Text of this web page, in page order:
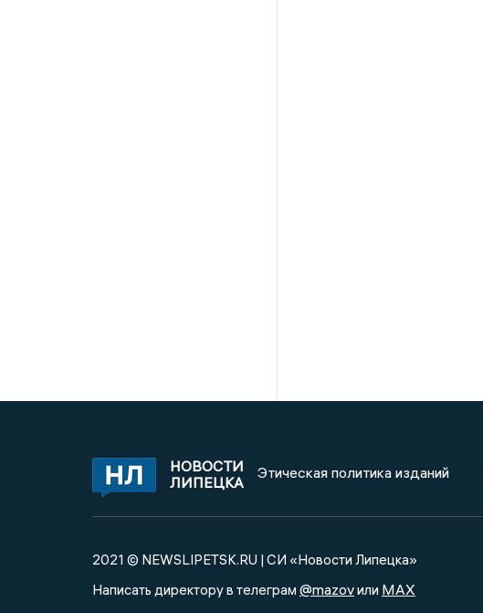
НОВОСТИ
ЛИПЕЦКА
Этическая политика изданий
2021 © NEWSLIPETSK.RU | СИ «Новости Липецка»
Написать директору в телеграм @mazovили MAX